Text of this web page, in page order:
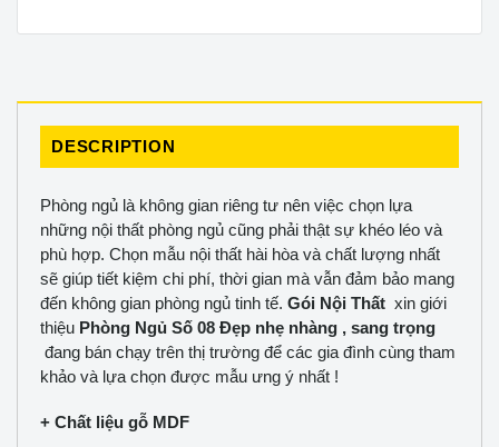
DESCRIPTION
Phòng ngủ là không gian riêng tư nên việc chọn lựa
những nội thất phòng ngủ cũng phải thật sự khéo léo và
phù hợp. Chọn mẫu nội thất hài hòa và chất lượng nhất
sẽ giúp tiết kiệm chi phí, thời gian mà vẫn đảm bảo mang
đến không gian phòng ngủ tinh tế. Gói Nội Thất xin giới
thiệu Phòng Ngủ Số 08 Đẹp nhẹ nhàng , sang trọng
đang bán chạy trên thị trường để các gia đình cùng tham
khảo và lựa chọn được mẫu ưng ý nhất !
+ Chất liệu gỗ MDF